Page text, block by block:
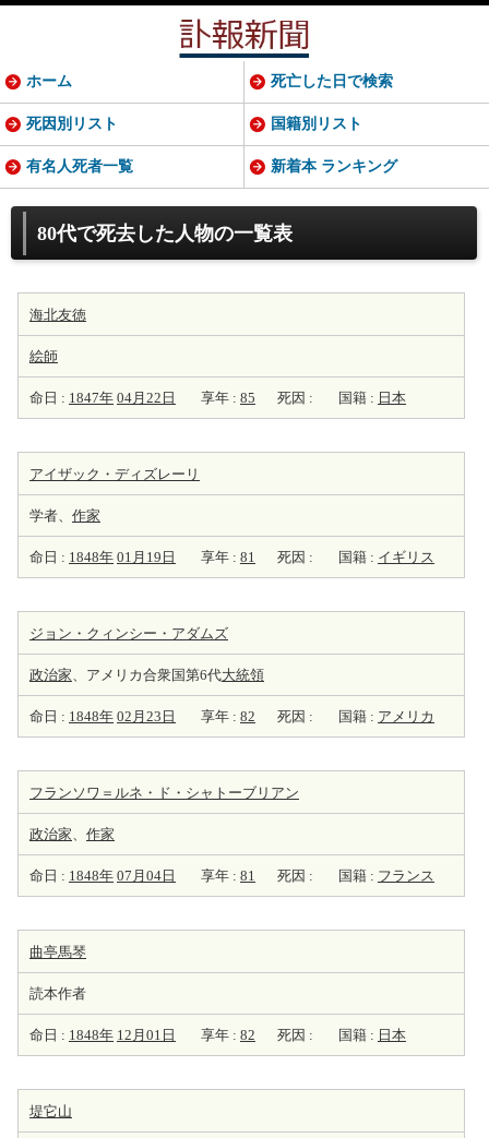
80代で死去した人物の一覧表
海北友徳
絵師
命日 : 1847年 04月22日 享年 : 85 死因 : 国籍 : 日本
アイザック・ディズレーリ
学者、 作家
命日 : 1848年 01月19日 享年 : 81 死因 : 国籍 : イギリス
ジョン・クィンシー・アダムズ
政治家、アメリカ合衆国第6代大統領
命日 : 1848年 02月23日 享年 : 82 死因 : 国籍 : アメリカ
フランソワ＝ルネ・ド・シャトーブリアン
政治家、 作家
命日 : 1848年 07月04日 享年 : 81 死因 : 国籍 : フランス
曲亭馬琴
読本作者
命日 : 1848年 12月01日 享年 : 82 死因 : 国籍 : 日本
堤它山
ホーム 死亡した日で検索
死因別リスト 国籍別リスト
有名人死者一覧 新着本 ランキング